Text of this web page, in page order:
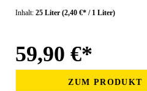
Inhalt:25 Liter(2,40 €* / 1 Liter)
59,90 €*
ZUM PRODUKT